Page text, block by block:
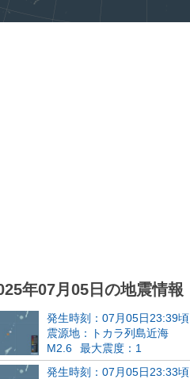
年07月05日の地震情報
発生時刻：07月05日23:39頃
震源地：トカラ列島近海
M2.6
最大震度：1
発生時刻：07月05日23:33頃